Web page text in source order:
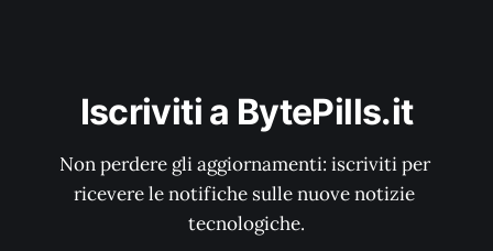
Iscriviti a BytePills.it
Non perdere gli aggiornamenti: iscriviti per
ricevere le notifiche sulle nuove notizie
tecnologiche.